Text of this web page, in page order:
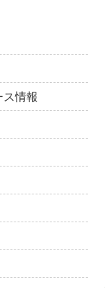
情報